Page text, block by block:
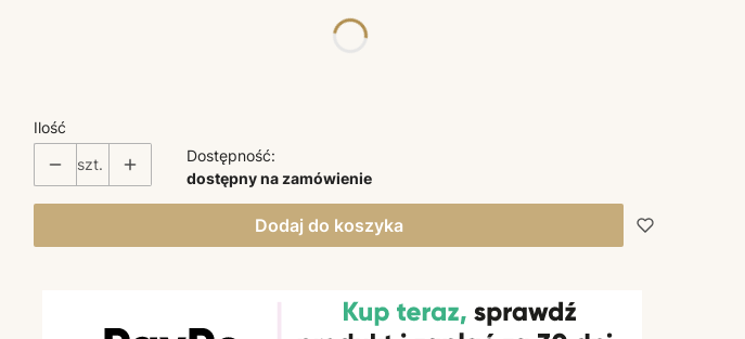
Ilość
szt.
Dostępność:
dostępny na zamówienie
Dodaj do koszyka